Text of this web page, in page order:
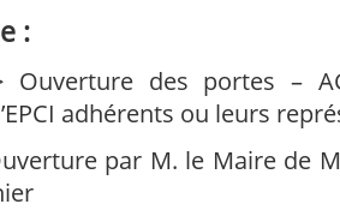
:
Ouverture des portes –
adhérents ou leurs
par M. le Maire de